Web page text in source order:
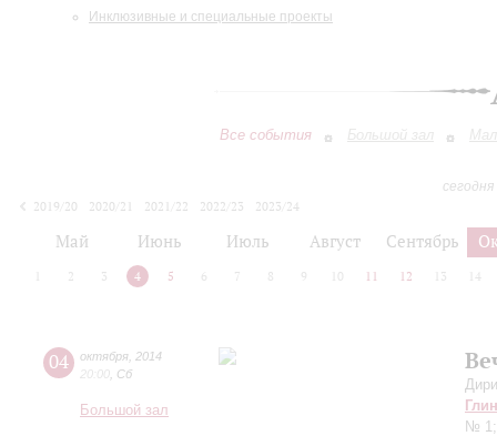
Инклюзивные и специальные проекты
Все события Большой зал
2019/20
2020/21 2021/22 2022/23
2023/24
Май Июнь Июль Август Сентябрь
2 3 4 5 6 7 8 9 10 11 12 13 14
04 октября 2014
20:00 Сб
Большой зал
№